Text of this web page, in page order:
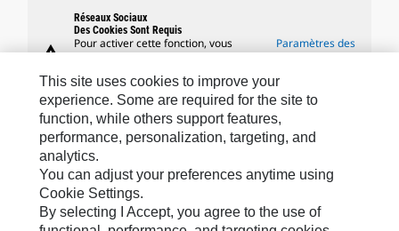
warning
Réseaux Sociaux
Des Cookies Sont Requis
Pour activer cette fonction, vous
devez accepter l'utilisation de cookies
performances et de ciblage.
Paramètres des
Marques Caterpillar
This site uses cookies to improve your
experience. Some are required for the site to
function, while others support features,
performance, personalization, targeting, and
analytics.
You can adjust your preferences anytime using
Cookie Settings.
By selecting I Accept, you agree to the use of